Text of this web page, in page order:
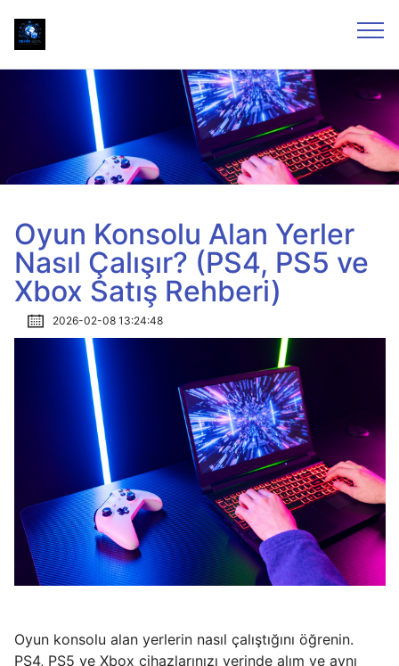
Oyun Konsolu Alan Yerler
Nasıl Çalışır? (PS4, PS5 ve
Xbox Satış Rehberi)
2026-02-08 13:24:48
Oyun konsolu alan yerlerin nasıl çalıştığını öğrenin.
PS4, PS5 ve Xbox cihazlarınızı yerinde alım ve aynı